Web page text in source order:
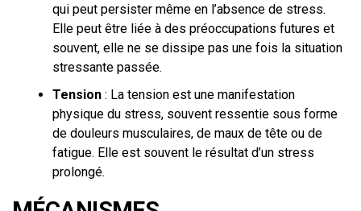
qui peut persister même en l’absence de stress.
Elle peut être liée à des préoccupations futures et
souvent, elle ne se dissipe pas une fois la situation
stressante passée.
Tension : La tension est une manifestation
physique du stress, souvent ressentie sous forme
de douleurs musculaires, de maux de tête ou de
fatigue. Elle est souvent le résultat d’un stress
prolongé.